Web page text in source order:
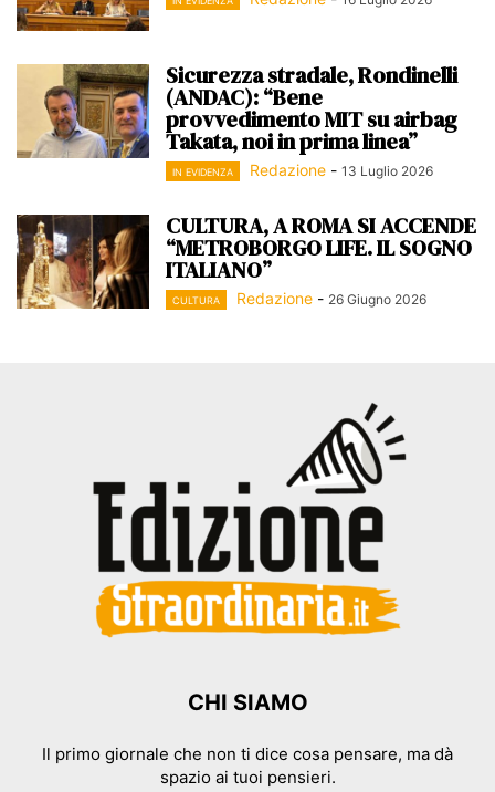
Sicurezza stradale, Rondinelli
(ANDAC): “Bene
provvedimento MIT su airbag
Takata, noi in prima linea”
IN EVIDENZA Redazione - 13 Luglio 2026
CULTURA, A ROMA SI ACCENDE
“METROBORGO LIFE. IL SOGNO
ITALIANO”
CULTURA Redazione - 26 Giugno 2026
CHI SIAMO
Il primo giornale che non ti dice cosa pensare, ma dà
spazio ai tuoi pensieri.